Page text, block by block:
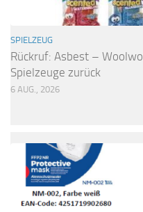
SPIELZEUG
Rückruf: Asbest –
Spielzeuge zurück
6 AUG., 2026